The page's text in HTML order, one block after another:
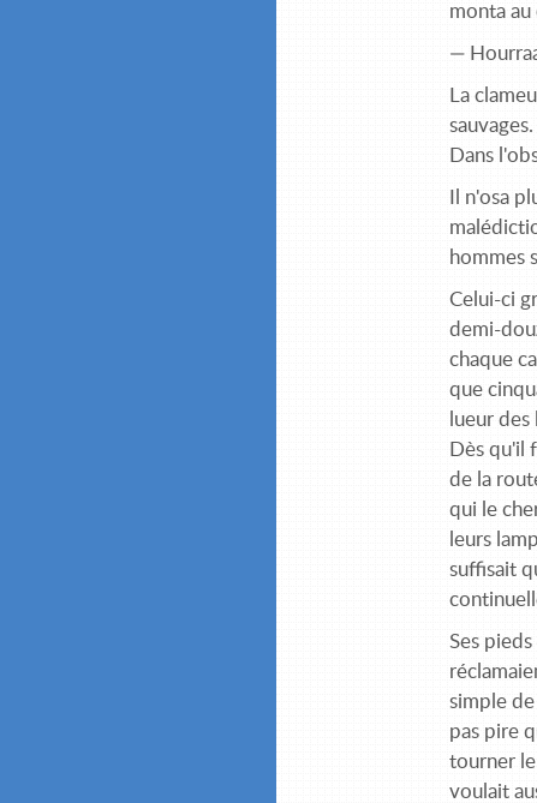
monta
—
La
Dans
Il n'osa
hommes
Celui-ci
demi-
chaque
que
lueur
Dès qu'il
de la
qui le
leurs
suffisait
Ses
simple
pas pire
tourner le
voulait